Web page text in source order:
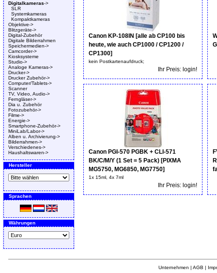
Digitalkameras->
SLR
Systemkameras
Kompaktkameras
Objektive->
Blitzgeräte->
Digital-Zubehör
Digitale Bilderrahmen
Speichermedien->
Camcorder->
Kiosksysteme
Studio->
Analoge Kameras->
Drucker->
Drucker Zubehör->
Computer/Tablets->
Scanner
TV, Video, Audio->
Ferngläser->
Dia u. Zubehör
Fotozubehör->
Filme->
Energie->
Smartphone-Zubehör->
MiniLab/Labor->
Alben u. Archivierung->
Bilderrahmen->
Verschiedenes->
Haushaltswaren->
Hersteller
Sprachen
Währungen
Canon KP-108IN [alle ab CP100 bis
heute, wie auch CP1000 / CP1200 /
CP1300]
kein Postkartenaufdruck;
Ihr Preis: login!
Canon PGI-570 PGBK + CLI-571
BK/C/M/Y (1 Set = 5 Pack) [PIXMA
MG5750, MG6850, MG7750]
1x 15ml, 4x 7ml
Ihr Preis: login!
Unternehmen | AGB |